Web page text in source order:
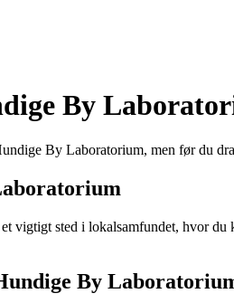
By
By Laboratorium, men før du
vigtigt sted i lokalsamfundet, hvor du
By